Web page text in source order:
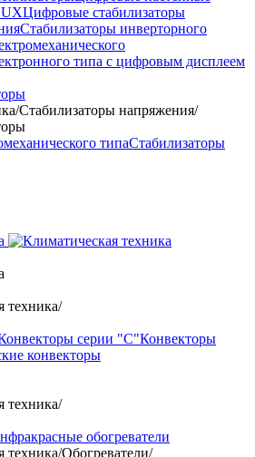
Цифровые стабилизаторы
Стабилизаторы инверторного
типа с цифровым дисплеем
/Стабилизаторы напряжения/
типаСтабилизаторы
техника/
серии "С"Конвекторы
конвекторы
техника/
обогреватели
техника/Обогреватели/